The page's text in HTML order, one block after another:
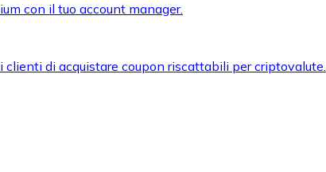
con il tuo account manager.
di acquistare coupon riscattabili per criptovalute.